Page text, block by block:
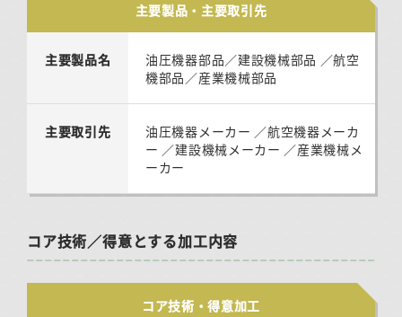
主要製品・主要取引先
主要製品名
油圧機器部品／建設機械部品 ／航空
機部品／産業機械部品
主要取引先
油圧機器メーカー ／航空機器メーカ
ー ／建設機械メーカー ／産業機械メ
ーカー
コア技術／得意とする加工内容
コア技術・得意加工